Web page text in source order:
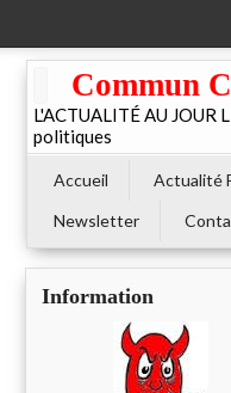
Commun
L'ACTUALITÉ AU JOUR
politiques
Accueil Actualité
Newsletter
Information